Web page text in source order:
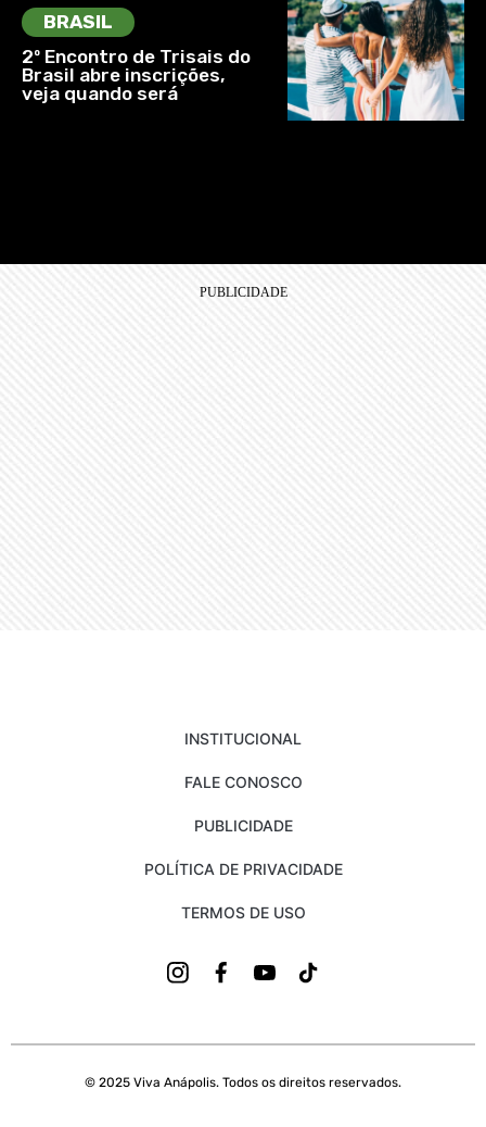
BRASIL
2º Encontro de Trisais do
Brasil abre inscrições,
veja quando será
INSTITUCIONAL
FALE CONOSCO
PUBLICIDADE
POLÍTICA DE PRIVACIDADE
TERMOS DE USO
© 2025 Viva Anápolis. Todos os direitos reservados.